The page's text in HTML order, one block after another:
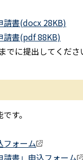
請書(docx 28KB)
請書(pdf 88KB)
に提出してくださ
す。
フォーム
請書」申込フォーム